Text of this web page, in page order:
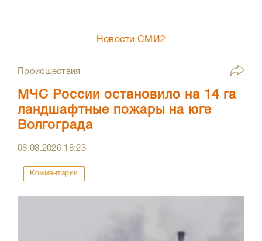
Новости СМИ2
Происшествия
МЧС России остановило на 14 га
ландшафтные пожары на юге
Волгограда
08.08.2026 18:23
Комментарии